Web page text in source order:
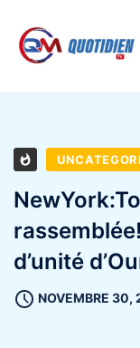
d’unité
NOVEMBRE 30,